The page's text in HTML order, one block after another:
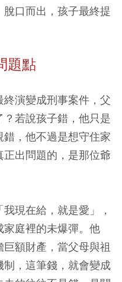
口而出，孩子最終提
題點
演變成刑事案件，父
若說孩子錯，他只是
，他不過是想守住家
出問題的，是那位爺
現在給，就是愛」，
庭裡的未爆彈。他
額財產，當父母與祖
，這筆錢，就會變成